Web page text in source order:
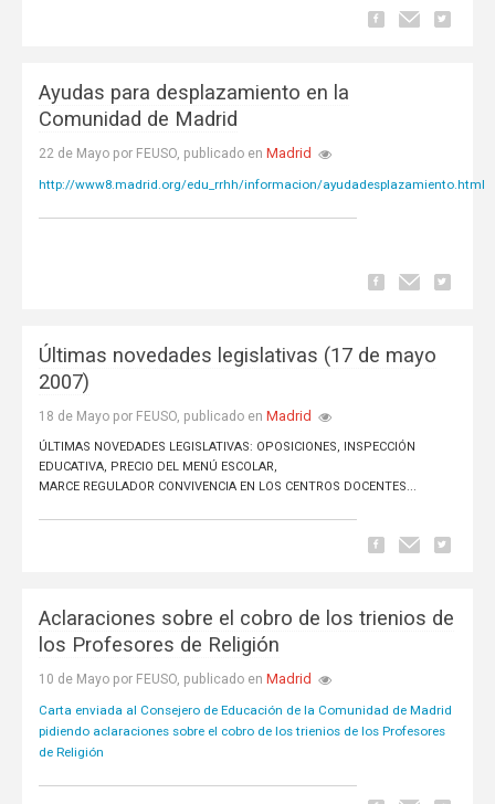
Ayudas para desplazamiento en la
Comunidad de Madrid
22 de Mayo por FEUSO, publicado en Madrid
http://www8.madrid.org/edu_rrhh/informacion/ayudadesplazamiento.html
Últimas novedades legislativas (17 de mayo
2007)
18 de Mayo por FEUSO, publicado en Madrid
ÚLTIMAS NOVEDADES LEGISLATIVAS: OPOSICIONES, INSPECCIÓN
EDUCATIVA, PRECIO DEL MENÚ ESCOLAR,
MARCE REGULADOR CONVIVENCIA EN LOS CENTROS DOCENTES...
Aclaraciones sobre el cobro de los trienios de
los Profesores de Religión
10 de Mayo por FEUSO, publicado en Madrid
Carta enviada al Consejero de Educación de la Comunidad de Madrid
pidiendo aclaraciones sobre el cobro de los trienios de los Profesores
de Religión